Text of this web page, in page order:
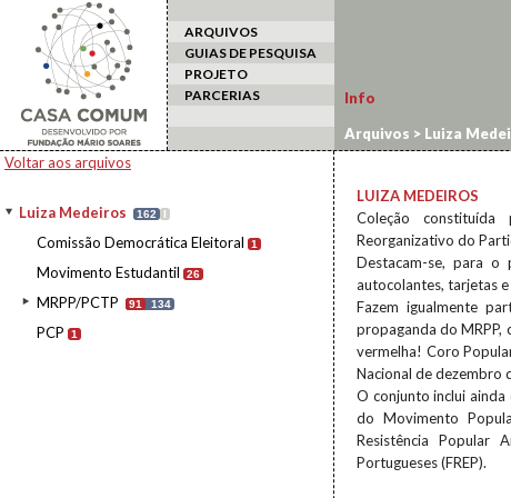
ARQUIVOS
GUIAS DE PESQUISA
PROJETO
PARCERIAS
Voltar aos arquivos
Luiza Medeiros 162 I
Comissão Democrática Eleitoral 1
Movimento Estudantil 26
MRPP/PCTP 91 134
PCP 1
Info
Arquivos > Luiza
LUIZA MEDEIROS
Coleção
Reorganizativo do
Destacam-se, para
autocolantes, tarjetas
Fazem igualmente
propaganda do MRPP,
vermelha! Coro
Nacional de dezembro
O conjunto inclui ainda
do Movimento
Resistência Popular
Portugueses (FREP).